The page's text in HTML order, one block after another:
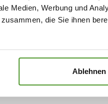
Medien, Werbung und
die Sie ihnen
Ablehnen